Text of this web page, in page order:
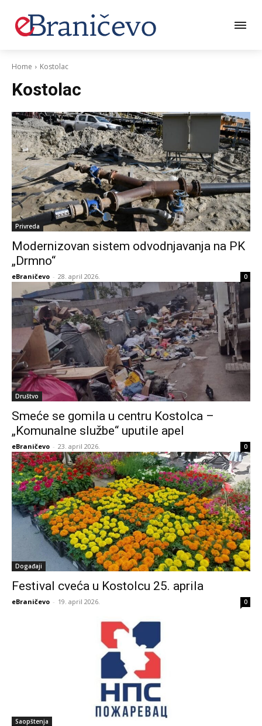
Home Kostolac
Kostolac
Privreda
Modernizovan sistem odvodnjavanja na PK
„Drmno“
eBraničevo - 28. april 2026. 0
Društvo
Smeće se gomila u centru Kostolca –
„Komunalne službe“ uputile apel
eBraničevo - 23. april 2026. 0
Događaji
Festival cveća u Kostolcu 25. aprila
eBraničevo - 19. april 2026. 0
Saopštenja